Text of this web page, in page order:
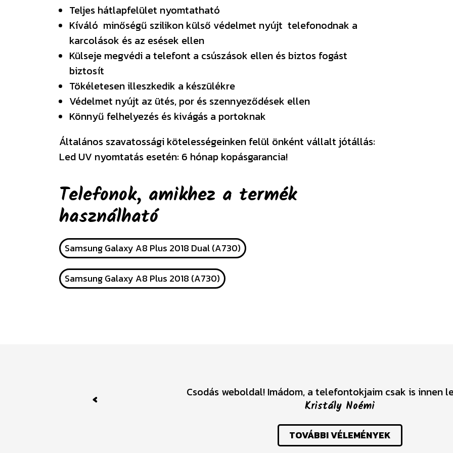
Teljes hátlapfelület nyomtatható
Kíváló minőségű szilikon külső védelmet nyújt telefonodnak a
karcolások és az esések ellen
Külseje megvédi a telefont a csúszások ellen és biztos fogást
biztosít
Tökéletesen illeszkedik a készülékre
Védelmet nyújt az ütés, por és szennyeződések ellen
Könnyű felhelyezés és kivágás a portoknak
Általános szavatossági kötelességeinken felül önként vállalt jótállás:
Led UV nyomtatás esetén: 6 hónap kopásgarancia!
Telefonok, amikhez a termék
használható
Samsung Galaxy A8 Plus 2018 Dual (A730)
Samsung Galaxy A8 Plus 2018 (A730)
Csodás weboldal! Imádom, a telefontokjaim csak is innen
Kristály Noémi
Previous
TOVÁBBI VÉLEMÉNYEK